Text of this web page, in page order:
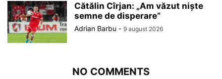
Cătălin Cîrjan: „Am văzut niște
semne de disperare”
Adrian Barbu - 9 august 2026
NO COMMENTS